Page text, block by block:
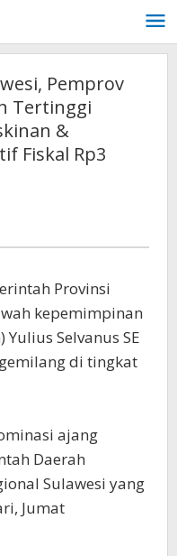
Pemprov
Tertinggi
&
Fiskal Rp3
Provinsi
kepemimpinan
Selvanus SE
di tingkat
ajang
Daerah
Sulawesi yang
Jumat